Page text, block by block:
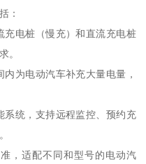
：
充电桩（慢充）和直流充电桩
。
为电动汽车补充大量电量，
系统，支持远程监控、预约充
，适配不同和型号的电动汽